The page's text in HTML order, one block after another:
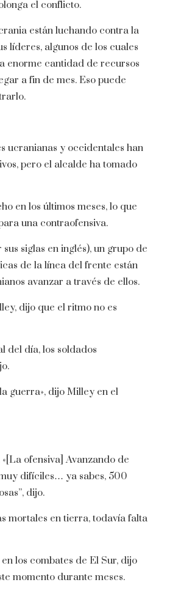
el conflicto.
están luchando contra la
líderes, algunos de los cuales
enorme cantidad de recursos
a fin de mes. Eso puede
ucranianas y occidentales han
pero el alcalde ha tomado
en los últimos meses, lo que
una contraofensiva.
siglas en inglés), un grupo de
de la línea del frente están
avanzar a través de ellos.
dijo que el ritmo no es
del día, los soldados
guerra», dijo Milley en el
ofensiva] Avanzando de
difíciles… ya sabes, 500
dijo.
mortales en tierra, todavía falta
los combates de El Sur, dijo
momento durante meses.